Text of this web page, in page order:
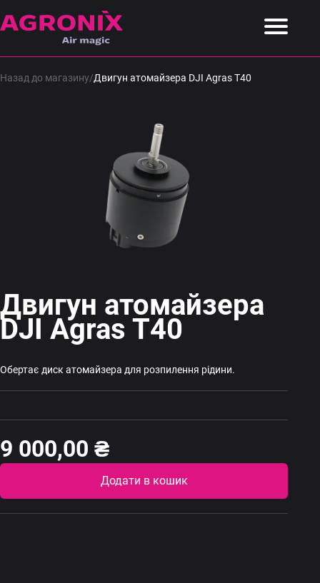
Назад до магазину/Двигун атомайзера DJI Agras T40
Двигун атомайзера
DJI Agras T40
Обертає диск атомайзера для розпилення рідини.
9 000,00 ₴
Додати в кошик